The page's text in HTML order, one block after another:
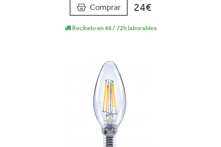
Comprar 24€
Recíbelo en 48 / 72h laborables